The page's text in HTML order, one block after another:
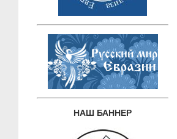
НАШ БАННЕР